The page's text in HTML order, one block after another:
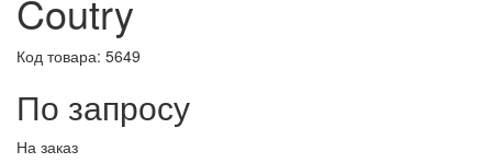
Coutry
Код товара: 5649
По запросу
На заказ